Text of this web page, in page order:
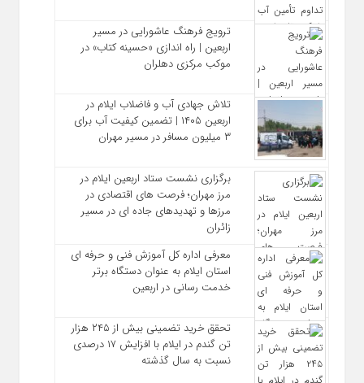
ترویج فرهنگ عاشورایی در مسیر
اربعین | راه‌ اندازی «حسینه کتاب» در
موکب مرکزی دهلران
تلاش جهادی آب و فاضلاب ایلام در
اربعین ۱۴۰۵ | تضمین کیفیت آب برای
۳ میلیون مسافر در مسیر مهران
برگزاری نشست ستاد اربعین ایلام در
مرز مهران؛ فرصت‌ های اقتصادی در
مرزها و تهدیدهای جاده‌ ای در مسیر
زائران
معرفی اداره کل آموزش فنی و حرفه‌ ای
استان ایلام به‌ عنوان دستگاه برتر
خدمت‌ رسانی در اربعین
تحقق خرید تضمینی بیش از ۲۴۵ هزار
تن گندم در ایلام با افزایش ۱۷ درصدی
نسبت به سال گذشته